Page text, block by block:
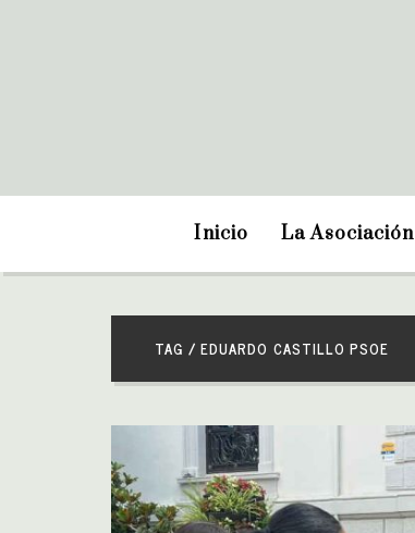
Inicio La Asociación
TAG / EDUARDO CASTILLO PSOE